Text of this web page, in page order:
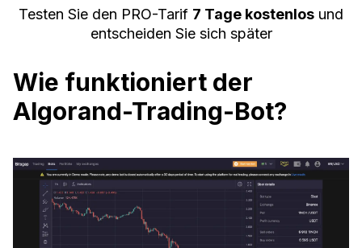
Testen Sie den PRO-Tarif 7 Tage kostenlos und
entscheiden Sie sich später
Wie funktioniert der
Algorand-Trading-Bot?